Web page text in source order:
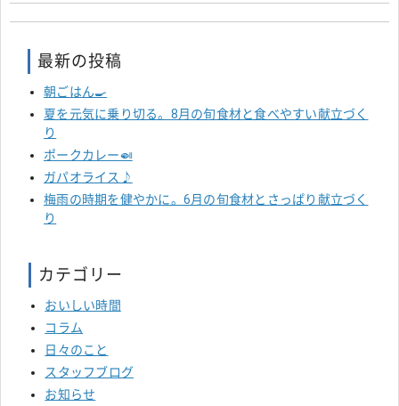
最新の投稿
朝ごはん🍳
夏を元気に乗り切る。8月の旬食材と食べやすい献立づく
り
ポークカレー🍛
ガパオライス♪
梅雨の時期を健やかに。6月の旬食材とさっぱり献立づく
り
カテゴリー
おいしい時間
コラム
日々のこと
スタッフブログ
お知らせ